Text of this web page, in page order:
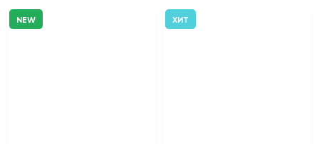
NEW ХИТ